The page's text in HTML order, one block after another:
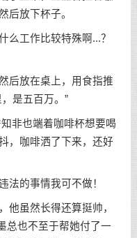
后放下杯子。
么工作比较特殊啊...？
后放在桌上，用食指推
是五百万。”
非也端着咖啡杯想要喝
，咖啡洒了下来，还好
法的事情我可不做！
他虽然长得还算挺帅，
总也不至于帮她付了一